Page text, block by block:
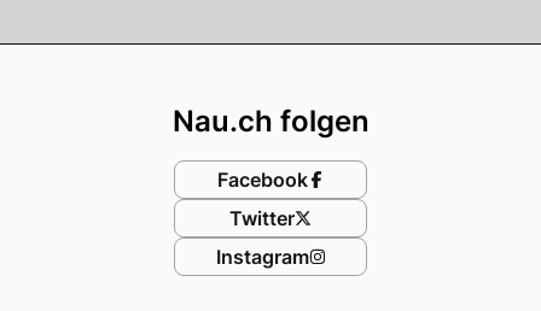
Nau.ch folgen
Facebook
Twitter
Instagram